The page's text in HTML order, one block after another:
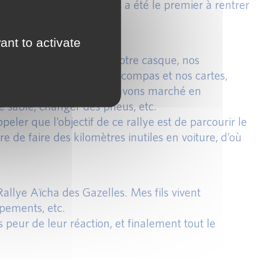
Agilauto. Mais l’Afges a été le premier à rentrer
tels que notre casque, nos
notre boussole, nos compas et nos cartes,
physique. Nous avons marché en
changer des pneus, etc.
que l’objectif de ce rallye est de parcourir le
de faire des kilomètres inutiles en voiture, d’où
Aïcha des Gazelles. Mes fils vivent
etc.
peur de leur réaction, et finalement tout le
to activate